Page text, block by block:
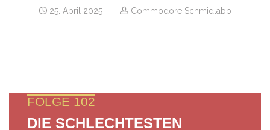
25. April 2025 Commodore Schmidlabb
FOLGE 102
DIE SCHLECHTESTEN